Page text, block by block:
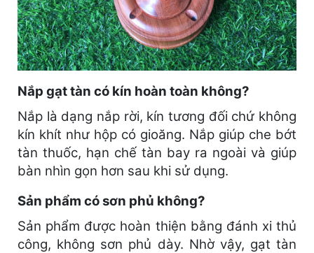
Nắp gạt tàn có kín hoàn toàn không?
Nắp là dạng nắp rời, kín tương đối chứ không
kín khít như hộp có gioăng. Nắp giúp che bớt
tàn thuốc, hạn chế tàn bay ra ngoài và giúp
bàn nhìn gọn hơn sau khi sử dụng.
Sản phẩm có sơn phủ không?
Sản phẩm được hoàn thiện bằng đánh xi thủ
công, không sơn phủ dày. Nhờ vậy, gạt tàn